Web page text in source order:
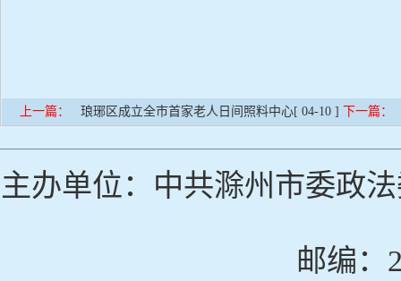
上一篇： 琅琊区成立全市首家老人日间照料中心[ 04-10 ] 下一篇：
主办单位：中共滁州市委政
邮编：